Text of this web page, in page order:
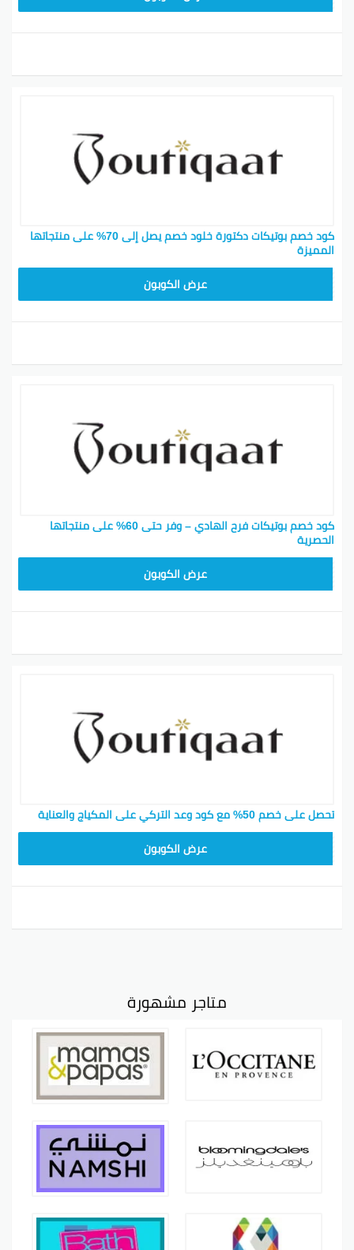
كود خصم بوتيكات دكتورة خلود خصم يصل إلى 70% على منتجاتها
المميزة
عرض الكوبون
كود خصم بوتيكات فرح الهادي – وفر حتى 60% على منتجاتها
الحصرية
عرض الكوبون
تحصل على خصم 50% مع كود وعد التركي على المكياج والعناية
عرض الكوبون
متاجر مشهورة